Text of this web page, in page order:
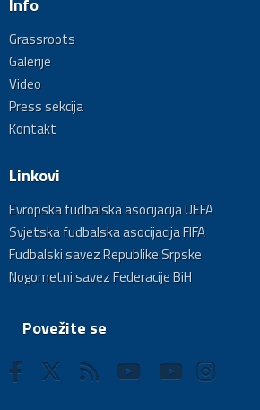
Info
Grassroots
Galerije
Video
Press sekcija
Kontakt
Linkovi
Evropska fudbalska asocijacija UEFA
Svjetska fudbalska asocijacija FIFA
Fudbalski savez Republike Srpske
Nogometni savez Federacije BiH
Povežite se